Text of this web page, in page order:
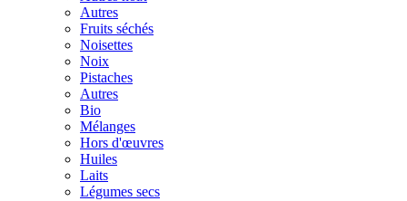
Autres
Fruits séchés
Noisettes
Noix
Pistaches
Autres
Bio
Mélanges
Hors d'œuvres
Huiles
Laits
Légumes secs